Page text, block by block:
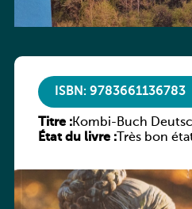
ISBN: 9783661136783
Titre :Kombi-Buch
(Neue Ausgabe
État du livre :Très bon